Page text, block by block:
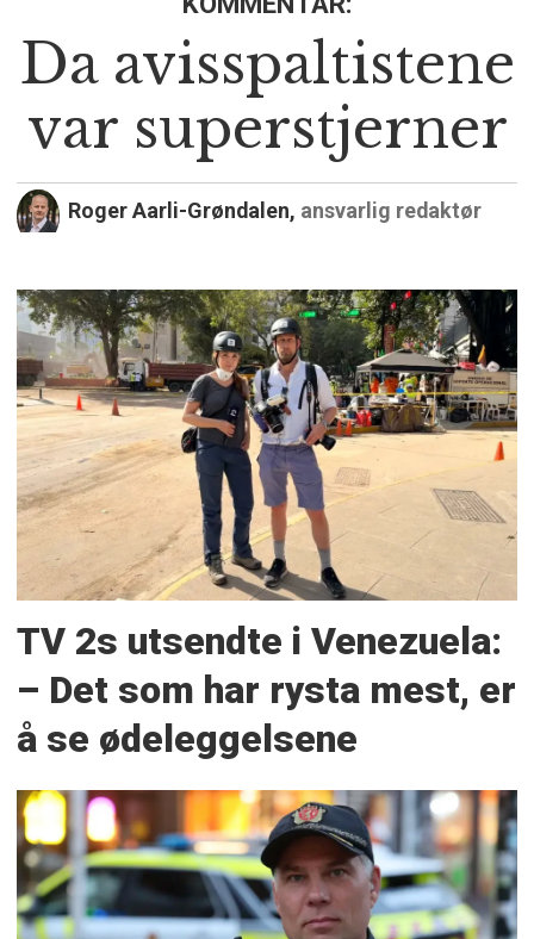
Da avisspaltistene
var superstjerner
Roger Aarli-Grøndalen, ansvarlig redaktør
TV 2s utsendte i Venezuela:
– Det som har rysta mest, er
å se ødeleggelsene